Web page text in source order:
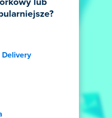
lub
Delivery